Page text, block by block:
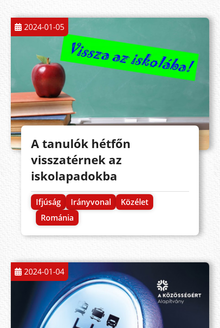
2024-01-05
A tanulók hétfőn
visszatérnek az
iskolapadokba
Ifjúság Irányvonal
Közélet
Románia
2024-01-04